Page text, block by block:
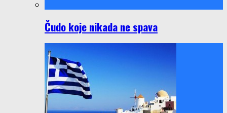
Čudo koje nikada ne spava